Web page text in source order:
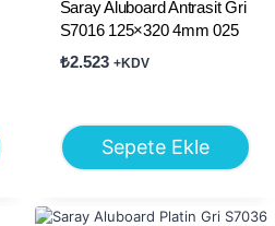
Saray Aluboard Antrasit Gri
S7016 125×320 4mm 025
₺2.523 +KDV
Sepete Ekle